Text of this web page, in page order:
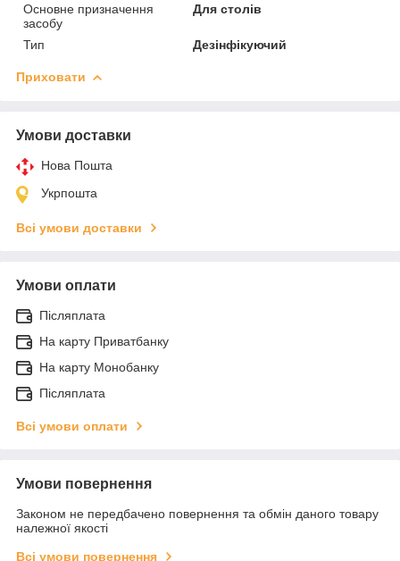
Основне призначення
засобу
Для столів
Тип Дезінфікуючий
Приховати
Умови доставки
Нова Пошта
Укрпошта
Всі умови доставки
Умови оплати
Післяплата
На карту Приватбанку
На карту Монобанку
Післяплата
Всі умови оплати
Умови повернення
Законом не передбачено повернення та обмін даного товару
належної якості
Всі умови повернення